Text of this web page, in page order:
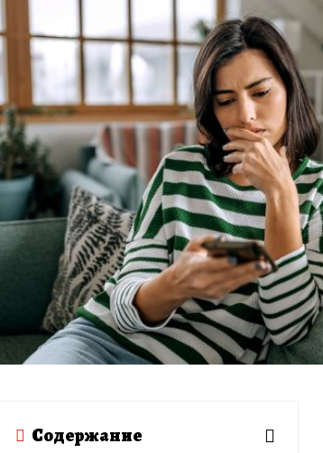
Содержание